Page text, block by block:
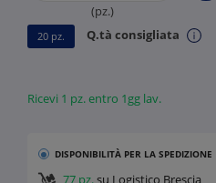
(pz.)
20 pz. Q.tà consigliata
Ricevi 1 pz. entro 1gg lav.
DISPONIBILITÀ PER LA SPEDIZIONE
77 pz.su Logistico Brescia